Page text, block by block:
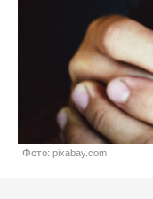
Фото: pixabay.com